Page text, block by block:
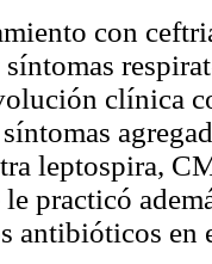
con
clínica
leptospira,
practicó
antibióticos en